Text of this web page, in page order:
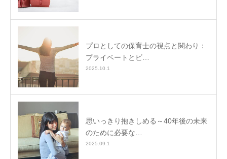
プロとしての保育士の視点と関わり：
プライベートとビ…
2025.10.1
思いっきり抱きしめる～40年後の未来
のために必要な…
2025.09.1